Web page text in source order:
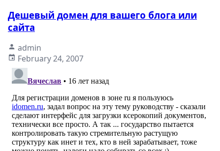
Дешевый домен для вашего блога или
сайта
admin
February 24, 2007